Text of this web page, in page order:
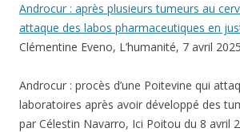
Androcur : après plusieurs tumeurs au
attaque des labos pharmaceutiques en
Clémentine Eveno, L’humanité, 7 avril 2025
Androcur : procès d’une Poitevine qui
laboratoires après avoir développé des
par Célestin Navarro, Ici Poitou du 8 avril